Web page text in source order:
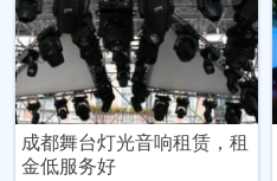
成都舞台灯光音响租赁，租
金低服务好